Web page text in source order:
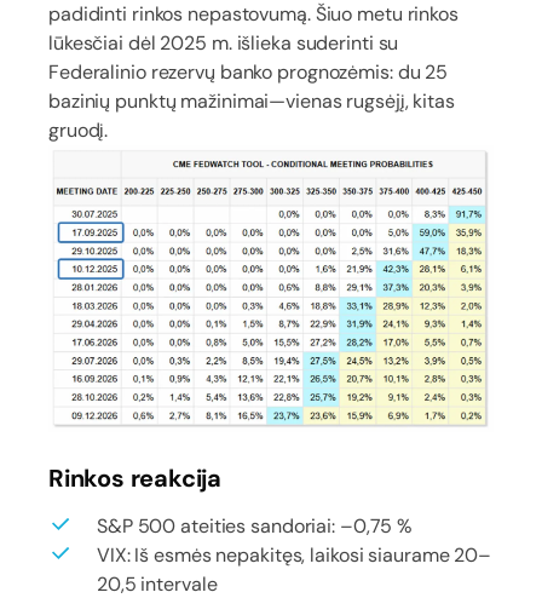
padidinti rinkos nepastovumą. Šiuo metu rinkos
lūkesčiai dėl 2025 m. išlieka suderinti su
Federalinio rezervų banko prognozėmis: du 25
bazinių punktų mažinimai—vienas rugsėjį, kitas
gruodį.
Rinkos reakcija
S&P 500 ateities sandoriai: –0,75 %
VIX: Iš esmės nepakitęs, laikosi siaurame 20–
20,5 intervale